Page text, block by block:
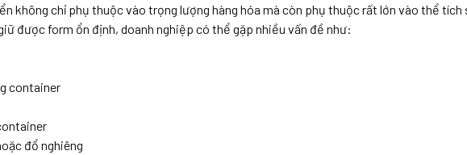
không chỉ phụ thuộc vào trọng lượng hàng hóa mà còn phụ thuộc rất lớn vào thể tích
được form ổn định, doanh nghiệp có thể gặp nhiều vấn đề như:
container
đổ nghiêng